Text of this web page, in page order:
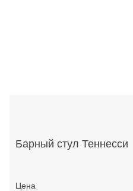
Барный стул Теннесси